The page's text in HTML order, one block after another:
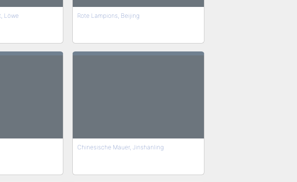
Löwe Rote Lampions, Beijing
Chinesische Mauer, Jinshanling